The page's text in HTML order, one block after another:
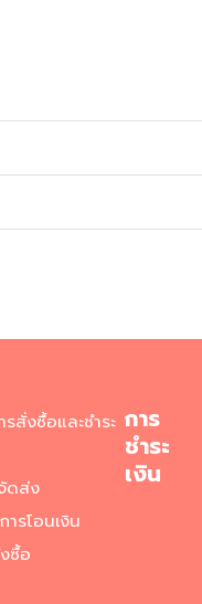
รสั่งซื้อและชำระ
ดส่ง
ารโอนเงิน
ซื้อ
การ
ชำระ
เงิน